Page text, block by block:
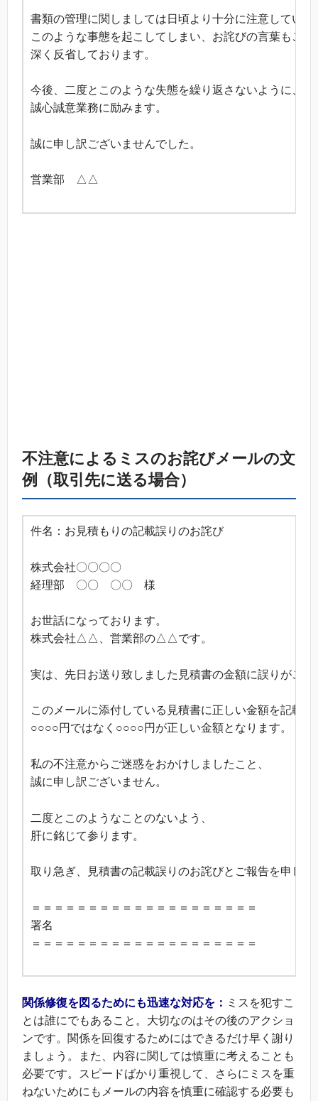
書類の管理に関しましては日頃より十分に注意してい
このような事態を起こしてしまい、お詫びの言葉もござ
深く反省しております。
今後、二度とこのような失態を繰り返さないように、
誠心誠意業務に励みます。
誠に申し訳ございませんでした。
営業部 △△
不注意によるミスのお詫びメールの文
例（取引先に送る場合）
件名：お見積もりの記載誤りのお詫び
株式会社〇〇〇〇
経理部 〇〇 〇〇 様
お世話になっております。
株式会社△△、営業部の△△です。
実は、先日お送り致しました見積書の金額に誤りがござ
このメールに添付している見積書に正しい金額を記載
○○○○円ではなく○○○○円が正しい金額となります。
私の不注意からご迷惑をおかけしましたこと、
誠に申し訳ございません。
二度とこのようなことのないよう、
肝に銘じて参ります。
取り急ぎ、見積書の記載誤りのお詫びとご報告を申し上
＝＝＝＝＝＝＝＝＝＝＝＝＝＝＝＝＝＝＝＝
署名
＝＝＝＝＝＝＝＝＝＝＝＝＝＝＝＝＝＝＝＝
関係修復を図るためにも迅速な対応を： ミスを犯すこ
とは誰にでもあること。大切なのはその後のアクショ
ンです。関係を回復するためにはできるだけ早く謝り
ましょう。また、内容に関しては慎重に考えることも
必要です。スピードばかり重視して、さらにミスを重
ねないためにもメールの内容を慎重に確認する必要も